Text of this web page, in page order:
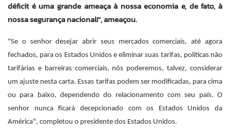
déficit é uma grande ameaça à nossa economia e, de fato, à
nossa segurança nacional!", ameaçou.
"Se o senhor desejar abrir seus mercados comerciais, até agora
fechados, para os Estados Unidos e eliminar suas tarifas, políticas não
tarifárias e barreiras comerciais, nós poderemos, talvez, considerar
um ajuste nesta carta. Essas tarifas podem ser modificadas, para cima
ou para baixo, dependendo do relacionamento com seu país. O
senhor nunca ficará decepcionado com os Estados Unidos da
América", completou o presidente dos Estados Unidos.